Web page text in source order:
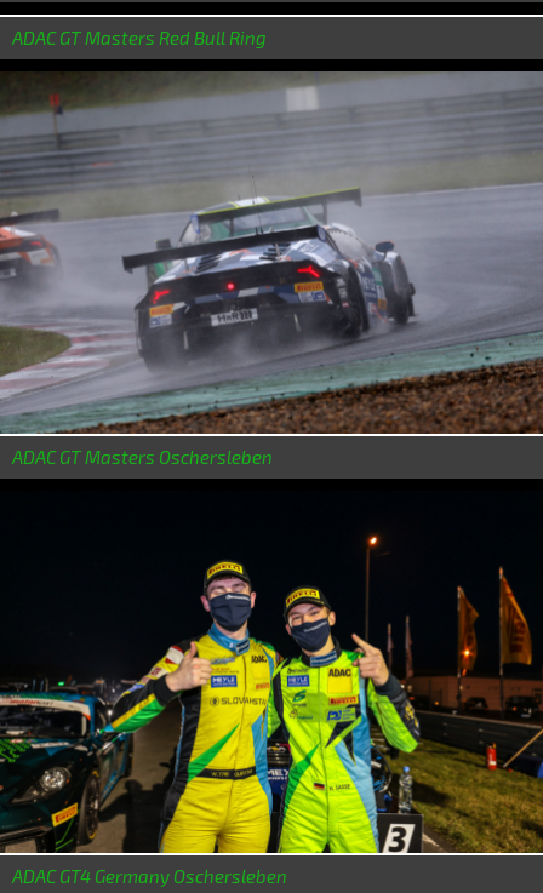
ADAC GT Masters Red Bull Ring
ADAC GT Masters Oschersleben
ADAC GT4 Germany Oschersleben